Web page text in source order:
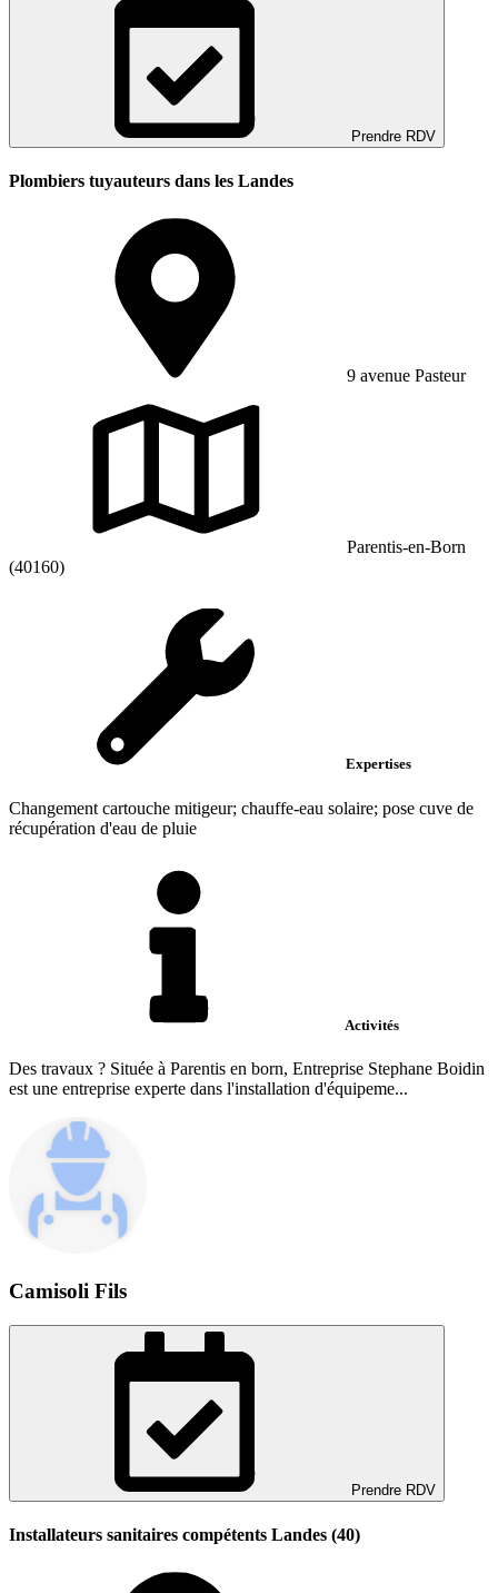
Prendre RDV
Plombiers tuyauteurs dans les Landes
9 avenue Pasteur
Parentis-en-Born
(40160)
Expertises
Changement cartouche mitigeur; chauffe-eau solaire; pose cuve de
récupération d'eau de pluie
Activités
Des travaux ? Située à Parentis en born, Entreprise Stephane Boidin
est une entreprise experte dans l'installation d'équipeme...
Camisoli Fils
Prendre RDV
Installateurs sanitaires compétents Landes (40)